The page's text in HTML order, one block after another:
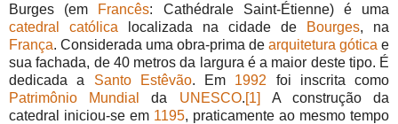
Burges (em Francês: Cathédrale Saint-Étienne) é uma
catedral
católica localizada na cidade de Bourges, na
França. Considerada uma obra-prima de arquitetura gótica e
sua fachada, de 40 metros da largura é a maior deste tipo. É
dedicada a Santo Estêvão. Em 1992 foi inscrita como
Patrimônio Mundial
da UNESCO.[1] A construção da
catedral iniciou-se em 1195, praticamente ao mesmo tempo